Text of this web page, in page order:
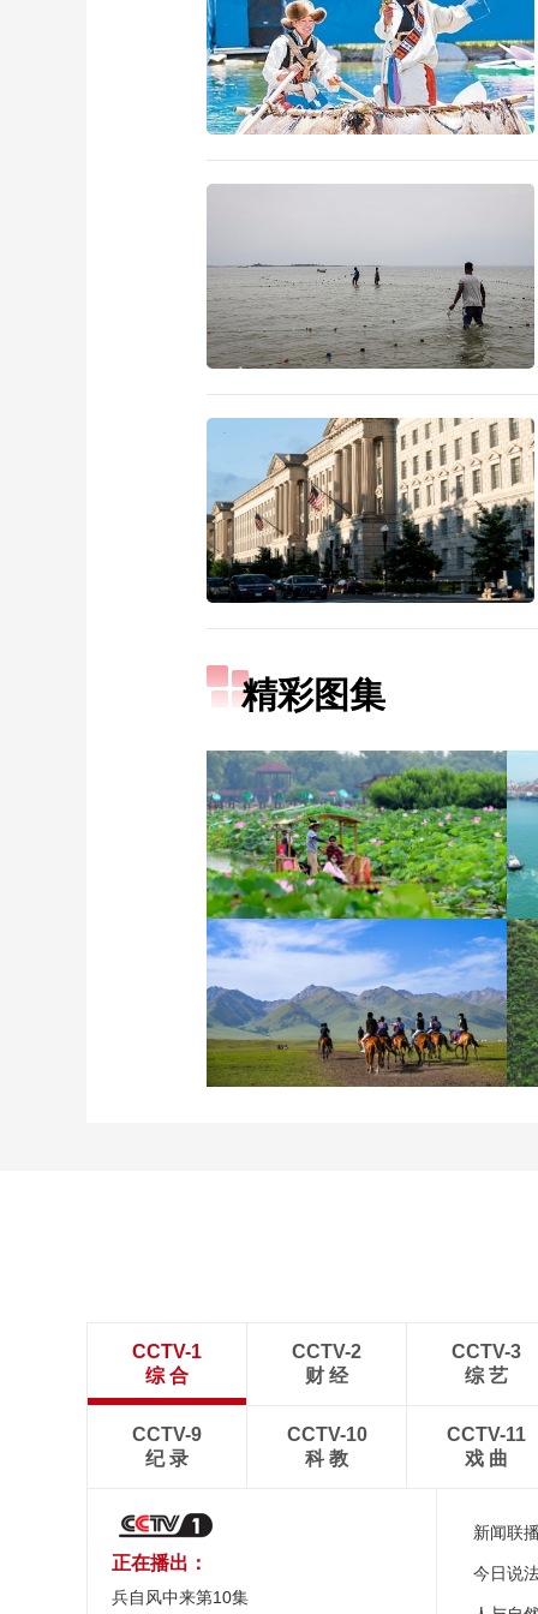
精彩图集
诗意中国：画船撑入花深
处
CCTV-1
综 合
CCTV-2
财 经
CCTV-3
综 艺
CCTV-9
纪 录
CCTV-10
科 教
CCTV-11
戏 曲
正在播出：
兵自风中来第10集
新闻联
今日说